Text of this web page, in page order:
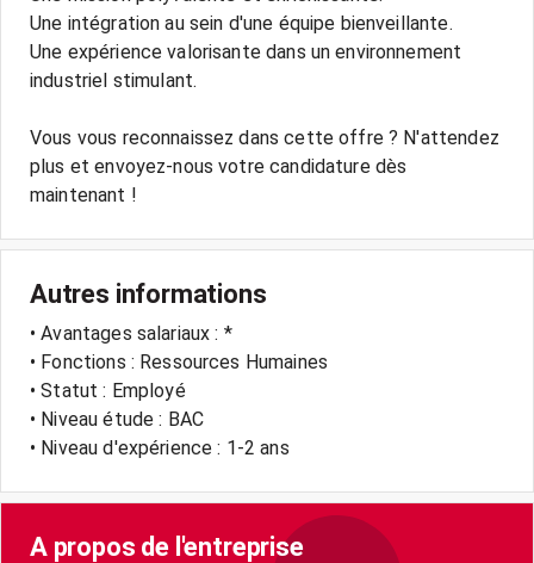
Une intégration au sein d'une équipe bienveillante.
Une expérience valorisante dans un environnement
industriel stimulant.
Vous vous reconnaissez dans cette offre ? N'attendez
plus et envoyez-nous votre candidature dès
maintenant !
Autres informations
• Avantages salariaux : *
• Fonctions : Ressources Humaines
• Statut : Employé
• Niveau étude : BAC
• Niveau d'expérience : 1-2 ans
A propos de l'entreprise